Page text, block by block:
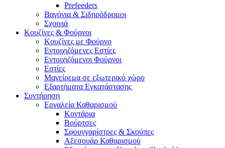
Prefeeders
Βαγόνια & Σιδηρόδρομοι
Σχοινιά
Κουζίνες & Φούρνοι
Κουζίνες με Φούρνο
Εντοιχιζόμενες Εστίες
Εντοιχιζόμενοι Φούρνοι
Εστίες
Μαγείρεμα σε εξωτερικό χώρο
Εξαρτήματα Εγκατάστασης
Συντήρηση
Εργαλεία Καθαρισμού
Κοντάρια
Βούρτσες
Σφουγγαρίστρες & Σκούπες
Αξεσουάρ Καθαρισμού